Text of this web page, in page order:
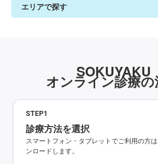
エリアで探す
SOKUYAKU
オンライン診療
STEP1
診療方法を選択
スマートフォン・タブレットでご利用の方
ンロードします。